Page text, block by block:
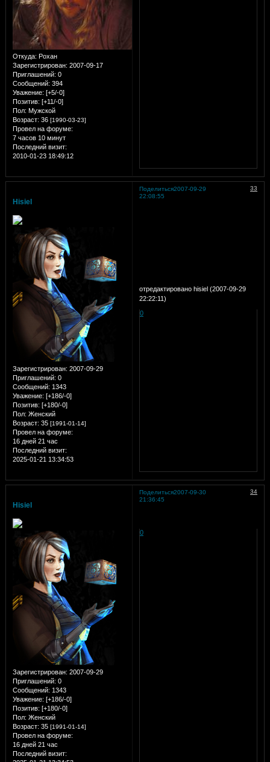
Откуда: Рохан
Зарегистрирован: 2007-09-17
Приглашений: 0
Сообщений: 394
Уважение: [+5/-0]
Позитив: [+11/-0]
Пол: Мужской
Возраст: 36 [1990-03-23]
Провел на форуме:
7 часов 10 минут
Последний визит:
2010-01-23 18:49:12
Поделиться 33
2007-09-29
22:08:55
Hisiel
Зарегистрирован: 2007-09-29
Приглашений: 0
Сообщений: 1343
Уважение: [+186/-0]
Позитив: [+180/-0]
Пол: Женский
Возраст: 35 [1991-01-14]
Провел на форуме:
16 дней 21 час
Последний визит:
2025-01-21 13:34:53
отредактировано hisiel (2007-09-29
22:22:11)
0
Поделиться 34
2007-09-30
21:36:45
Hisiel
Зарегистрирован: 2007-09-29
Приглашений: 0
Сообщений: 1343
Уважение: [+186/-0]
Позитив: [+180/-0]
Пол: Женский
Возраст: 35 [1991-01-14]
Провел на форуме:
16 дней 21 час
Последний визит:
0